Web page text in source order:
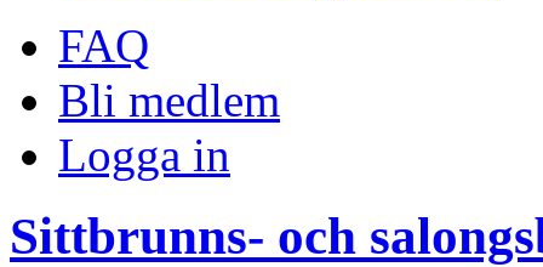
FAQ
Bli medlem
Logga in
Sittbrunns- och